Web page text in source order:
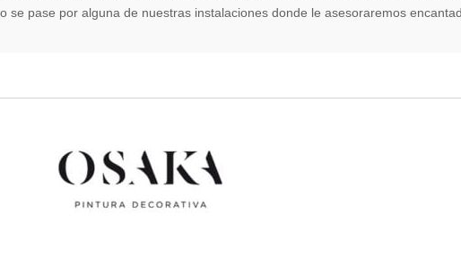
se pase por alguna de nuestras instalaciones donde le asesoraremos